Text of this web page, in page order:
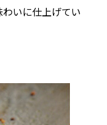
いに仕上げてい